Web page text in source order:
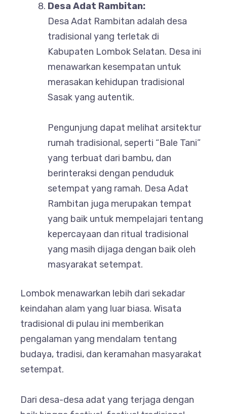
Desa Adat Rambitan:
Desa Adat Rambitan adalah desa
tradisional yang terletak di
Kabupaten Lombok Selatan. Desa ini
menawarkan kesempatan untuk
merasakan kehidupan tradisional
Sasak yang autentik.
Pengunjung dapat melihat arsitektur
rumah tradisional, seperti “Bale Tani”
yang terbuat dari bambu, dan
berinteraksi dengan penduduk
setempat yang ramah. Desa Adat
Rambitan juga merupakan tempat
yang baik untuk mempelajari tentang
kepercayaan dan ritual tradisional
yang masih dijaga dengan baik oleh
masyarakat setempat.
Lombok menawarkan lebih dari sekadar
keindahan alam yang luar biasa. Wisata
tradisional di pulau ini memberikan
pengalaman yang mendalam tentang
budaya, tradisi, dan keramahan masyarakat
setempat.
Dari desa-desa adat yang terjaga dengan